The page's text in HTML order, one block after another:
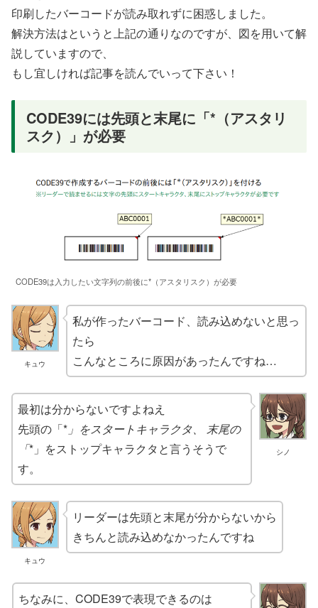
印刷したバーコードが読み取れずに困惑しました。
解決方法はというと上記の通りなのですが、図を用いて解
説していますので、
もし宜しければ記事を読んでいって下さい！
CODE39には先頭と末尾に「*（アスタリ
スク）」が必要
CODE39は入力したい文字列の前後に*（アスタリスク）が必要
キュウ
私が作ったバーコード、読み込めないと思っ
たら
こんなところに原因があったんですね…
シノ
最初は分からないですよねえ
先頭の「* 」をスタートキャラクタ、 末尾の
「*」をストップキャラクタと言うそうで
す。
キュウ
リーダーは先頭と末尾が分からないから
きちんと読み込めなかったんですね
ちなみに、CODE39で表現できるのは